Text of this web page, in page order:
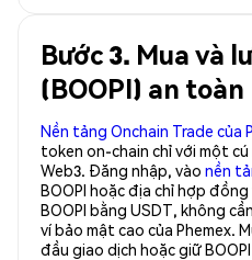
Bước 3. Mua và
(BOOPI) an toàn
Nền tảng Onchain Trade của
token on-chain chỉ với một
Web3. Đăng nhập, vào nền
BOOPI hoặc địa chỉ hợp đồng
BOOPI bằng USDT, không
ví bảo mật cao của Phemex.
đầu giao dịch hoặc giữ